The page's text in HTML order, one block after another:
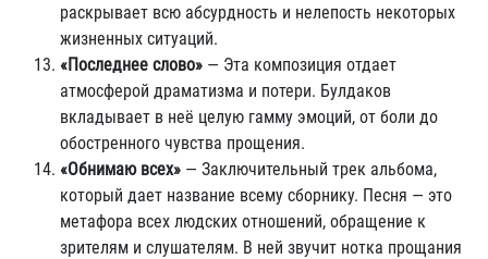
раскрывает всю абсурдность и нелепость некоторых
жизненных ситуаций.
«Последнее слово» — Эта композиция отдает
атмосферой драматизма и потери. Булдаков
вкладывает в неё целую гамму эмоций, от боли до
обостренного чувства прощения.
«Обнимаю всех» — Заключительный трек альбома,
который дает название всему сборнику. Песня — это
метафора всех людских отношений, обращение к
зрителям и слушателям. В ней звучит нотка прощания